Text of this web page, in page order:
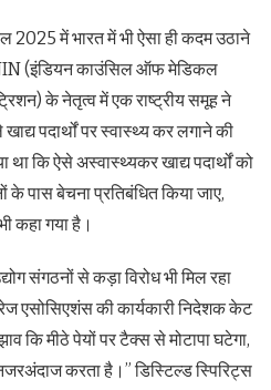
में भारत में भी ऐसा ही कदम उठाने
(इंडियन काउंसिल ऑफ मेडिकल
के नेतृत्व में एक राष्ट्रीय समूह ने
पदार्थों पर स्वास्थ्य कर लगाने की
कि ऐसे अस्वास्थ्यकर खाद्य पदार्थों को
पास बेचना प्रतिबंधित किया जाए,
कहा गया है।
संगठनों से कड़ा विरोध भी मिल रहा
की कार्यकारी निदेशक केट
कि मीठे पेयों पर टैक्स से मोटापा घटेगा,
करता है।” डिस्टिल्ड स्पिरिट्स